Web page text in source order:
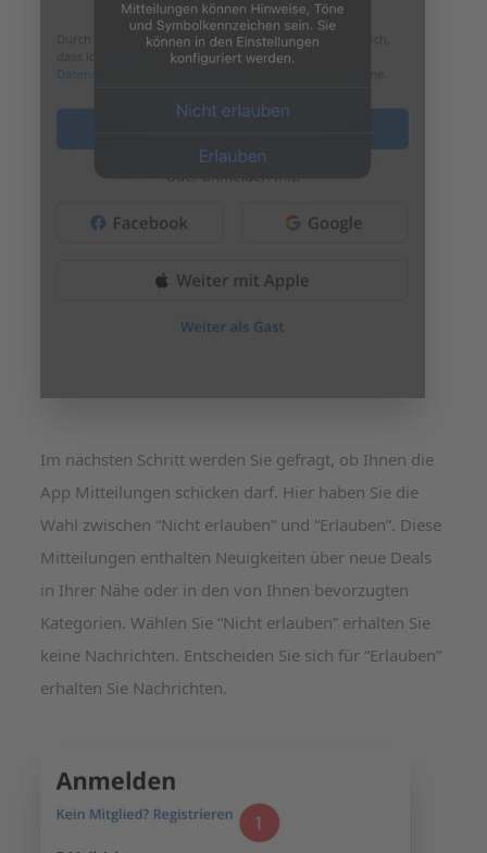
Im nächsten Schritt werden Sie gefragt, ob Ihnen die
App Mitteilungen schicken darf. Hier haben Sie die
Wahl zwischen “Nicht erlauben” und “Erlauben”. Diese
Mitteilungen enthalten Neuigkeiten über neue Deals
in Ihrer Nähe oder in den von Ihnen bevorzugten
Kategorien. Wählen Sie “Nicht erlauben” erhalten Sie
keine Nachrichten. Entscheiden Sie sich für “Erlauben”
erhalten Sie Nachrichten.